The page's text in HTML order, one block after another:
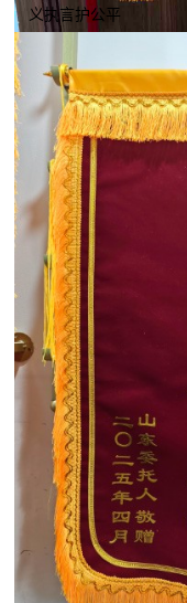
义执言护公平